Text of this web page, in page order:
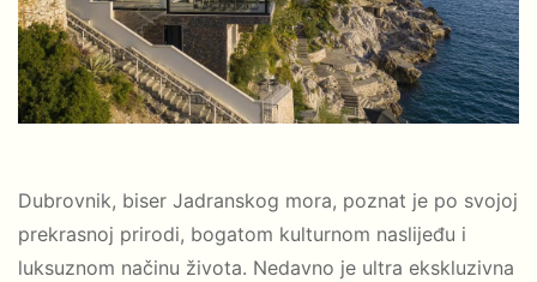
Dubrovnik, biser Jadranskog mora, poznat je po svojoj
prekrasnoj prirodi, bogatom kulturnom naslijeđu i
luksuznom načinu života. Nedavno je ultra ekskluzivna